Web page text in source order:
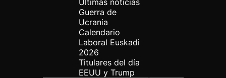
Últimas noticias
Guerra de
Ucrania
Calendario
Laboral Euskadi
2026
Titulares del día
EEUU y Trump